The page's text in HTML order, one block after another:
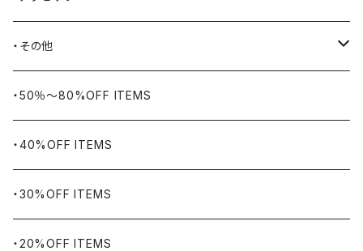
BIG BILL
WORKERS BIGDAY
BHADUR
Bills KHAKIS
BLUCO
バングル・ブレスレット
リング
ネックレス・ペンダント
ピンズ・ブローチ
腕時計
・その他
ヴィンテージ
アウトドア用品
ナバホラグ・ビンテージラグ
ブランケット
・50％〜80%OFF ITEMS
・40%OFF ITEMS
・30%OFF ITEMS
・20%OFF ITEMS